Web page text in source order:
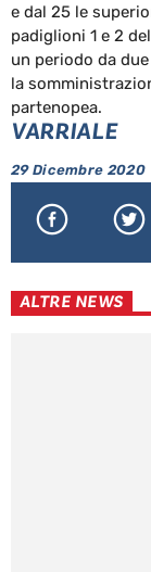
e dal 25 le
padiglioni 1 e 2
un periodo da
la
partenopea.
VARRIALE
29 Dicembre 2020
ALTRE NEWS